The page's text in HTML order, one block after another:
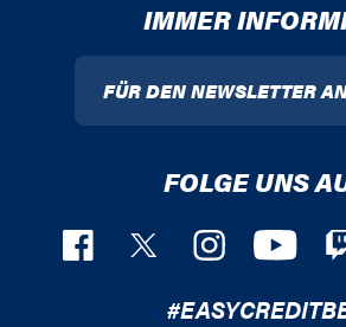
IMMER
FÜR DEN NEWSLETTER
FOLGE UNS